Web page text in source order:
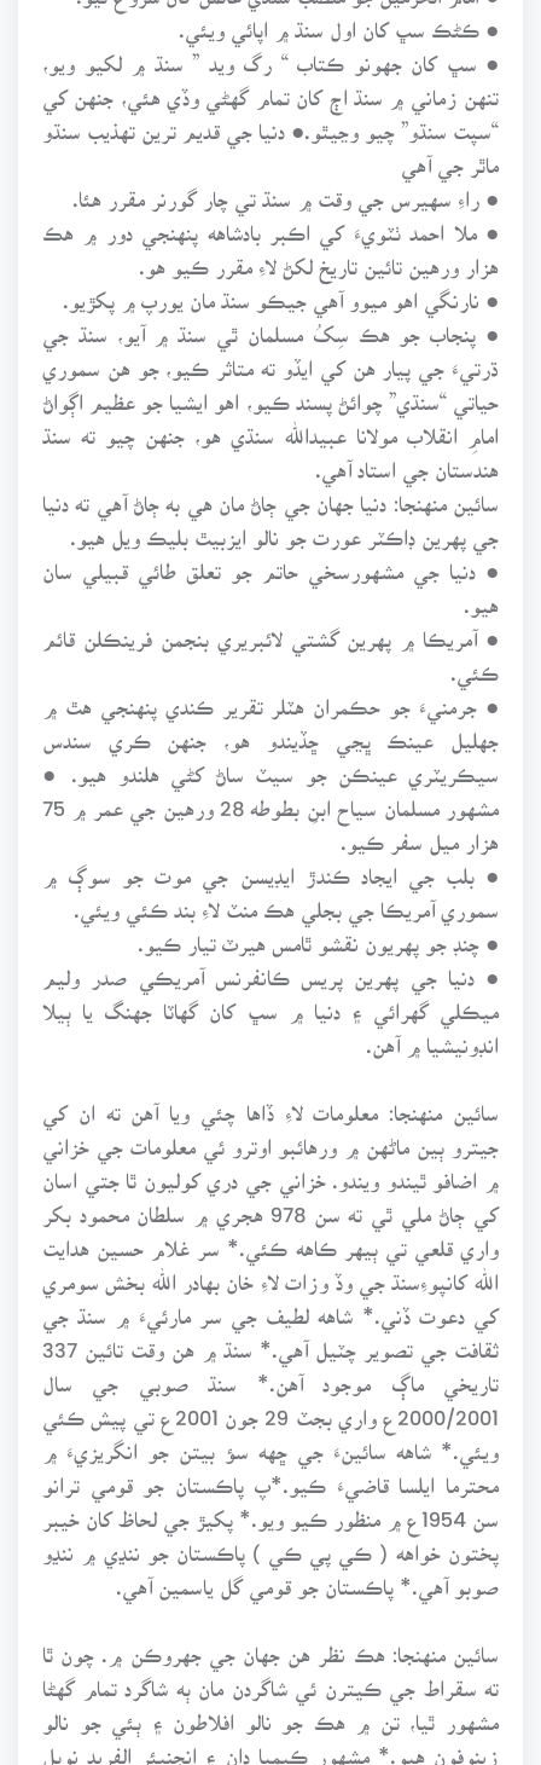
● ڪڻڪ سڀ کان اول سنڌ ۾ اپائي ويئي.
● سڀ کان جهونو ڪتاب “ رگ ويد ” سنڌ ۾ لکيو ويو،
تنهن زماني ۾ سنڌ اڄ کان تمام گهڻي وڏي هئي، جنهن کي
“سپت سنڌو” چيو وڃيٿو.● دنيا جي قديم ترين تهذيب سنڌو
ماٿر جي آهي
● راءِ سهيرس جي وقت ۾ سنڌ تي چار گورنر مقرر هئا.
● ملا احمد ٺٽويءَ کي اڪبر بادشاهه پنهنجي دور ۾ هڪ
هزار ورهين تائين تاريخ لکڻ لاءِ مقرر ڪيو هو.
● نارنگي اهو ميوو آهي جيڪو سنڌ مان يورپ ۾ پکڙيو.
● پنجاب جو هڪ سِکُ مسلمان ٿي سنڌ ۾ آيو، سنڌ جي
ڌرتيءَ جي پيار هن کي ايڏو ته متاثر ڪيو، جو هن سموري
حياتي “سنڌي” چوائڻ پسند ڪيو، اهو ايشيا جو عظيم اڳواڻ
امامِ انقلاب مولانا عبيدالله سنڌي هو، جنهن چيو ته سنڌ
هندستان جي استاد آهي.
سائين منهنجا: دنيا جهان جي ڄاڻ مان هي به ڄاڻ آهي ته دنيا
جي پهرين ڊاڪٽر عورت جو نالو ايزبيٿ بليڪ ويل هيو.
● دنيا جي مشهورسخي حاتم جو تعلق طائي قبيلي سان
● آمريڪا ۾ پهرين گشتي لائبريري بنجمن فرينڪلن قائم
● جرمنيءَ جو حڪمران هٽلر تقرير ڪندي پنهنجي هٿ ۾
جهليل عينڪ ڀڃي ڇڏيندو هو، جنهن ڪري سندس
سيڪريٽري عينڪن جو سيٽ ساڻ کڻي هلندو هيو. ●
هزار ميل سفر ڪيو.
● بلب جي ايجاد ڪندڙ ايڊيسن جي موت جو سوڳ ۾
سموري آمريڪا جي بجلي هڪ منٽ لاءِ بند ڪئي ويئي.
● چنڊ جو پهريون نقشو ٿامس هيرٽ تيار ڪيو.
● دنيا جي پهرين پريس ڪانفرنس آمريڪي صدر وليم
ميڪلي گهرائي ۽ دنيا ۾ سڀ کان گهاٽا جهنگ يا ٻيلا
انڊونيشيا ۾ آهن.
سائين منهنجا: معلومات لاءِ ڏاها چئي ويا آهن ته ان کي
جيترو ٻين ماڻهن ۾ ورهائبو اوترو ئي معلومات جي خزاني
۾ اضافو ٿيندو ويندو. خزاني جي دري کوليون ٿا جتي اسان
کي ڄاڻ ملي ٿي ته سن 978 هجري ۾ سلطان محمود بکر
واري قلعي تي ٻيهر ڪاهه ڪئي.* سر غلام حسين هدايت
الله کانپوءِسنڌ جي وڏ وزات لاءِ خان بهادر الله بخش سومري
کي دعوت ڏني.* شاهه لطيف جي سر مارئيءَ ۾ سنڌ جي
تاريخي ماڳ موجود آهن.* سنڌ صوبي جي سال
ويئي.* شاهه سائينءَ جي ڇهه سؤ بيتن جو انگريزيءَ ۾
محترما ايلسا قاضيءَ ڪيو.*پ پاڪستان جو قومي ترانو
سن 1954ع ۾ منظور ڪيو ويو.* پکيڙ جي لحاظ کان خيبر
پختون خواهه ( ڪي پي ڪي ) پاڪستان جو ننڍي ۾ ننڍو
صوبو آهي.* پاڪستان جو قومي گل ياسمين آهي.
سائين منهنجا: هڪ نظر هن جهان جي جهروڪن ۾. چون ٿا
ته سقراط جي ڪيترن ئي شاگردن مان ٻه شاگرد تمام گهڻا
مشهور ٿيا، تن ۾ هڪ جو نالو افلاطون ۽ ٻئي جو نالو
زينوفون هيو.* مشهور ڪيميا دان ۽ انجنيئر الفريڊ نوبل